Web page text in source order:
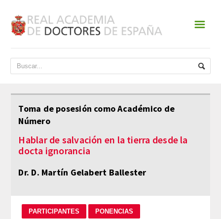
ACADEMIA
DATOS HISTÓRICOS
HISTORIA
PRESIDENTES
JUNTA DE GOBIERNO
☰
Toma de posesión como Académico de
Número
Hablar de salvación en la tierra desde la
docta ignorancia
Dr. D. Martín Gelabert Ballester